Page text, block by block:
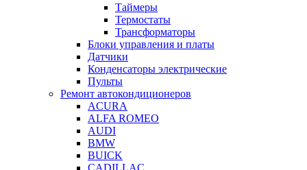
Таймеры
Термостаты
Трансформаторы
Блоки управления и платы
Датчики
Конденсаторы электрические
Пульты
Ремонт автокондиционеров
ACURA
ALFA ROMEO
AUDI
BMW
BUICK
CADILLAC